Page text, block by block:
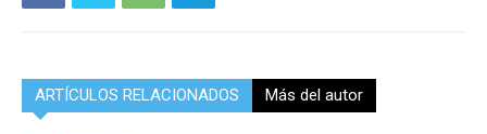
ARTÍCULOS RELACIONADOS Más del autor